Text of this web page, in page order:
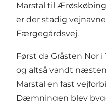
Marstal til
er der stadig
Færgegårdsvej.
Først da Gråsten Nor
og altså vandt
Marstal en fast
Dæmningen blev